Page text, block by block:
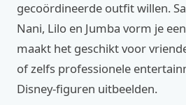
gecoördineerde outfit willen.
Nani, Lilo en Jumba vorm je
maakt het geschikt voor
of zelfs professionele
Disney-figuren uitbeelden.